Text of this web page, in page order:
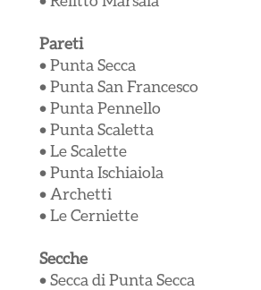
Pareti
•Punta Secca
•Punta San Francesco
•Punta Pennello
•Punta Scaletta
•Le Scalette
•Punta Ischiaiola
• Archetti
•Le Cerniette
Secche
•Secca di Punta Secca